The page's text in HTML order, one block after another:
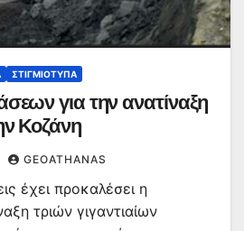
ΣΤΙΓΜΙΌΤΥΠΑ
για την ανατίναξη
Κοζάνη
GEOATHANAS
έχει προκαλέσει η
τριών γιγαντιαίων